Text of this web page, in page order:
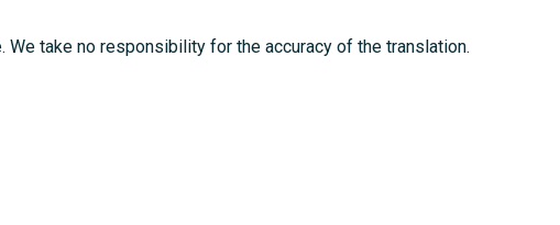
take no responsibility for the accuracy of the translation.